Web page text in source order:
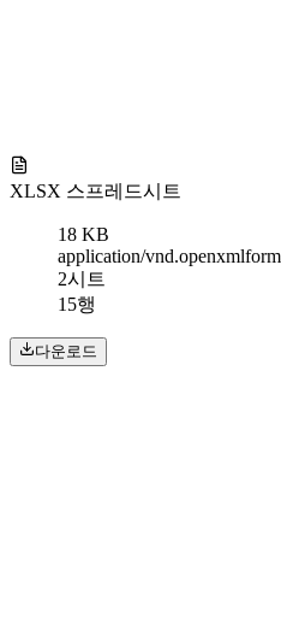
XLSX 스프레드시트
18 KB
application/
2시트
15행
다운로드